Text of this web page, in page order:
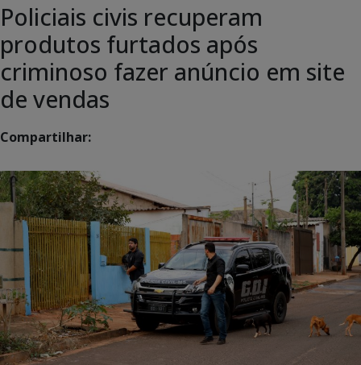
Policiais civis recuperam
produtos furtados após
criminoso fazer anúncio em site
de vendas
Compartilhar: